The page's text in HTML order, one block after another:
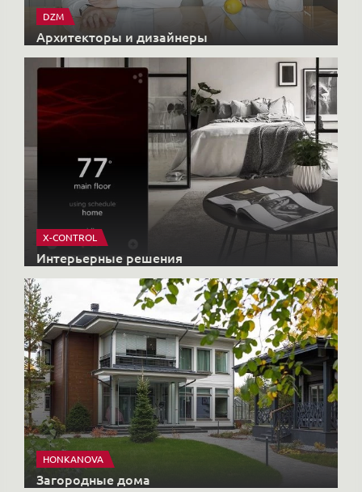
DZM
Архитекторы и дизайнеры
X-CONTROL
Интерьерные решения
HONKANOVA
Загородные дома